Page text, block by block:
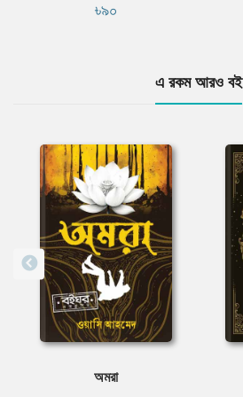
৳৯০
এ রকম আরও বই
অমরা